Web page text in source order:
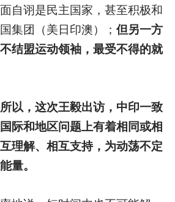
自诩是民主国家，甚至积极和
集团（美日印澳）； 但另一方
结盟运动领袖，最受不得的就
以，这次王毅出访，中印一致
际和地区问题上有着相同或相
理解、相互支持，为动荡不定
量。